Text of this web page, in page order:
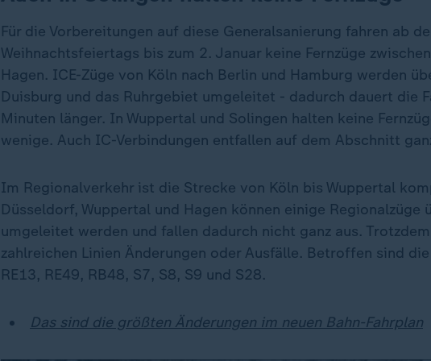
Für die Vorbereitungen auf diese Generalsanierung fahren ab
Weihnachtsfeiertags bis zum 2. Januar keine Fernzüge
Hagen. ICE-Züge von Köln nach Berlin und Hamburg werden
Duisburg und das Ruhrgebiet umgeleitet - dadurch dauert die
Minuten länger. In Wuppertal und Solingen halten keine
wenige. Auch IC-Verbindungen entfallen auf dem Abschnitt
Im Regionalverkehr ist die Strecke von Köln bis Wuppertal
Düsseldorf, Wuppertal und Hagen können einige Regionalzüge
umgeleitet werden und fallen dadurch nicht ganz aus.
zahlreichen Linien Änderungen oder Ausfälle. Betroffen sind die
RE13, RE49, RB48, S7, S8, S9 und S28.
Das sind die größten Änderungen im neuen Bahn-Fahrplan